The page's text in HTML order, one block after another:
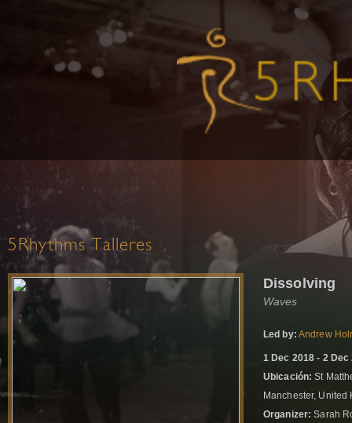
5Rhythms Talleres
Dissolving
Waves
Led by: Andrew
1 Dec 2018 - 2 Dec
Ubicación: St
Manchester,
Organizer: Sarah